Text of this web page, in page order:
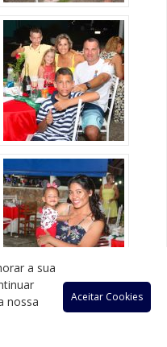
a sua
nossa
Aceitar Cookies